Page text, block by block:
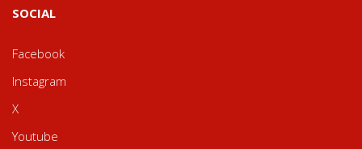
SOCIAL
Facebook
Instagram
X
Youtube